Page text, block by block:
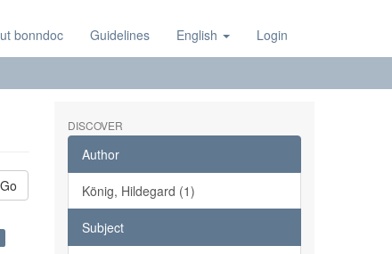
bonndoc Guidelines English Login
Go
DISCOVER
Author
König, Hildegard (1)
Subject